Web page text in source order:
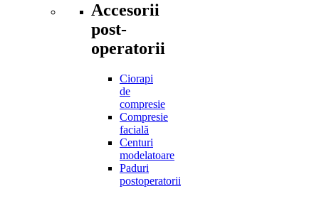
Accesorii
post-
operatorii
Ciorapi
de
compresie
Compresie
facială
Centuri
modelatoare
Paduri
postoperatorii